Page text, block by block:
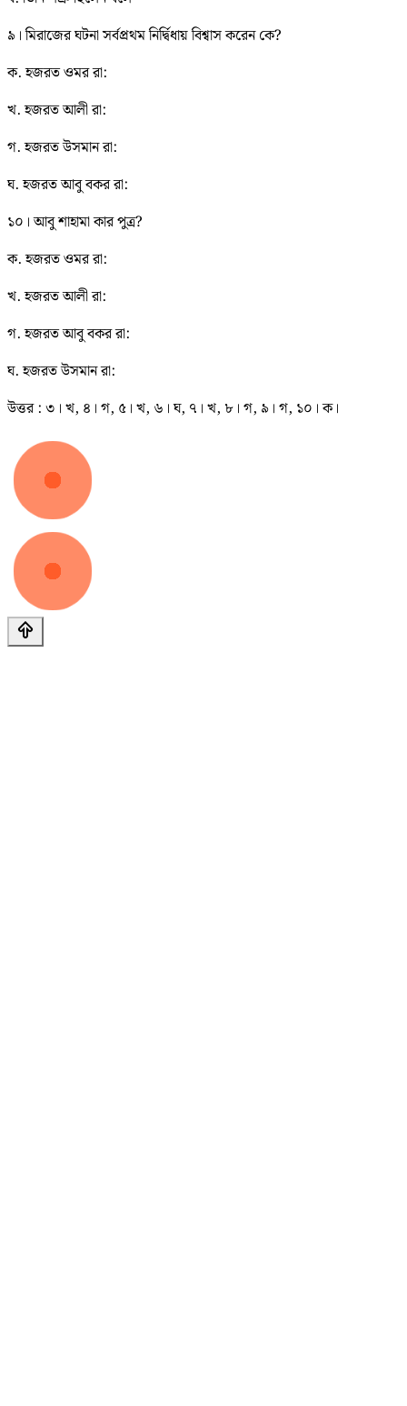
৯। মিরাজের ঘটনা সর্বপ্রথম নির্দ্বিধায় বিশ্বাস করেন কে?
ক. হজরত ওমর রা:
খ. হজরত আলী রা:
গ. হজরত উসমান রা:
ঘ. হজরত আবু বকর রা:
১০। আবু শাহামা কার পুত্র?
ক. হজরত ওমর রা:
খ. হজরত আলী রা:
গ. হজরত আবু বকর রা:
ঘ. হজরত উসমান রা:
উত্তর : ৩। খ, ৪। গ, ৫। খ, ৬। ঘ, ৭। খ, ৮। গ, ৯। গ, ১০। ক।